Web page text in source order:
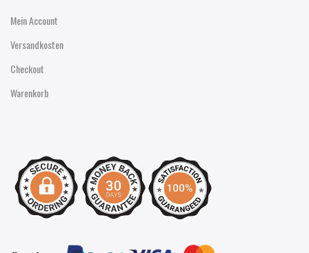
Mein Account
Versandkosten
Checkout
Warenkorb